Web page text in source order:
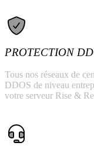
PROTECTION
Tous nos réseaux de
DDOS de niveau
votre serveur Rise &